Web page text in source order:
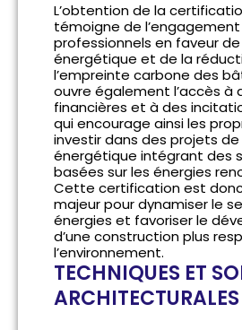
L’obtention de la
témoigne de
professionnels en faveur
énergétique et de la
l’empreinte carbone des
ouvre également l’accès à
financières et à des
qui encourage ainsi les
investir dans des projets
énergétique intégrant des
basées sur les énergies
Cette certification est
majeur pour dynamiser le
énergies et favoriser le
d’une construction plus
l’environnement.
TECHNIQUES ET
ARCHITECTURALES